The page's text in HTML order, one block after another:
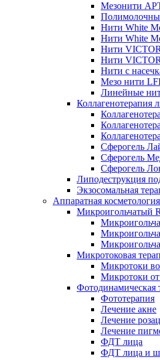
Мезонити
Нити White
Нити White
Нити
Нити
Нити с
Мезо нити
Линейные
Коллагенотерапия
Сферогель
Сферогель
Сферогель
Липодеструкция
Экзосомальная
Аппаратная косметология
Микроигольчатый
Микротоковая
Микротоки
Микротоки от
Фототерапия
Лечение акне
Лечение
Лечение
ФДТ лица
ФДТ лица и